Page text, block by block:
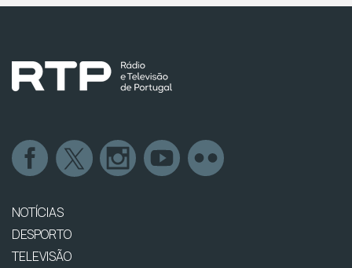
NOTÍCIAS
DESPORTO
TELEVISÃO